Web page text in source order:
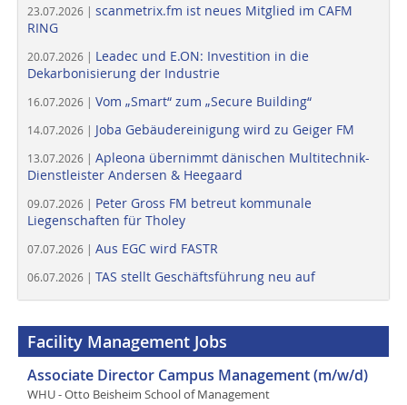
23.07.2026 | scanmetrix.fm ist neues Mitglied im CAFM
RING
20.07.2026 | Leadec und E.ON: Investition in die
Dekarbonisierung der Industrie
16.07.2026 | Vom „Smart“ zum „Secure Building“
14.07.2026 | Joba Gebäudereinigung wird zu Geiger FM
13.07.2026 | Apleona übernimmt dänischen Multitechnik-
Dienstleister Andersen & Heegaard
09.07.2026 | Peter Gross FM betreut kommunale
Liegenschaften für Tholey
07.07.2026 | Aus EGC wird FASTR
06.07.2026 | TAS stellt Geschäftsführung neu auf
Facility Management Jobs
Associate Director Campus Management (m/w/d)
WHU - Otto Beisheim School of Management